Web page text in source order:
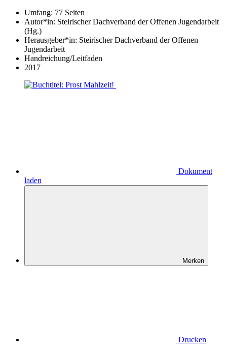
Umfang: 77 Seiten
Autor*in: Steirischer Dachverband der Offenen Jugendarbeit
(Hg.)
Herausgeber*in: Steirischer Dachverband der Offenen
Jugendarbeit
Handreichung/Leitfaden
2017
Dokument
laden
Merken
Drucken